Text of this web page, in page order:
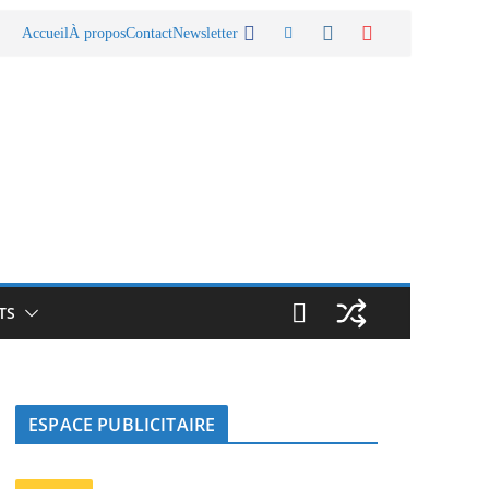
AccueilÀ proposContactNewsletter
ESPACE PUBLICITAIRE